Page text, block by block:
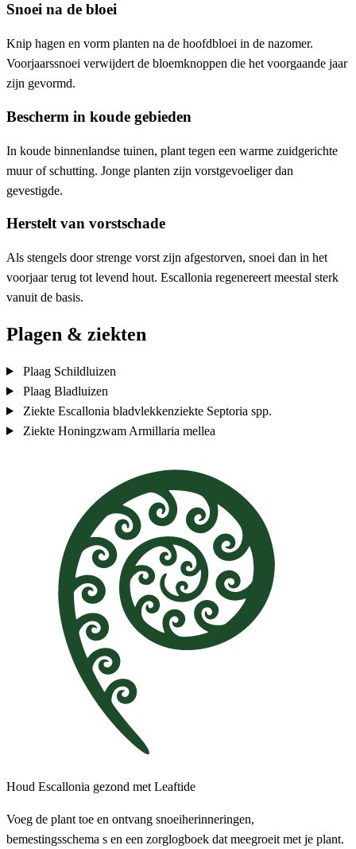
Snoei na de bloei
Knip hagen en vorm planten na de hoofdbloei in de nazomer.
Voorjaarssnoei verwijdert de bloemknoppen die het voorgaande jaar
zijn gevormd.
Bescherm in koude gebieden
In koude binnenlandse tuinen, plant tegen een warme zuidgerichte
muur of schutting. Jonge planten zijn vorstgevoeliger dan
gevestigde.
Herstelt van vorstschade
Als stengels door strenge vorst zijn afgestorven, snoei dan in het
voorjaar terug tot levend hout. Escallonia regenereert meestal sterk
vanuit de basis.
Plagen & ziekten
Plaag Schildluizen
Plaag Bladluizen
Ziekte Escallonia bladvlekkenziekte Septoria spp.
Ziekte Honingzwam Armillaria mellea
Houd Escallonia gezond met Leaftide
Voeg de plant toe en ontvang snoeiherinneringen,
bemestingsschema s en een zorglogboek dat meegroeit met je plant.